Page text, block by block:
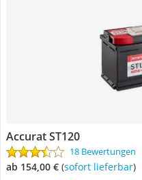
Accurat ST120
18 Bewertungen
ab 154,00 € ( Sofort lieferbar)